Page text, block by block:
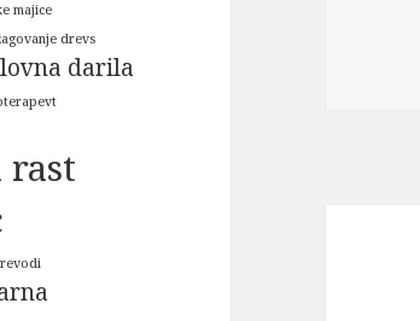
majice
drevs
darila
rast